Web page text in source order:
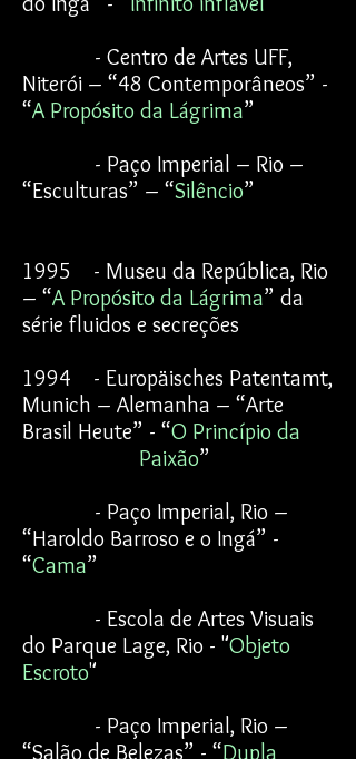
- Centro de Artes UFF,
Niterói – “48 Contemporâneos” -
“A Propósito da Lágrima”
- Paço Imperial – Rio –
“Esculturas” – “Silêncio”
1995 - Museu da República, Rio
– “A Propósito da Lágrima” da
série fluidos e secreções
1994 - Europäisches Patentamt,
Munich – Alemanha – “Arte
Brasil Heute” - “O Princípio da
Paixão”
- Paço Imperial, Rio –
“Haroldo Barroso e o Ingá” -
“Cama”
- Escola de Artes Visuais
do Parque Lage, Rio - "Objeto
Escroto"
- Paço Imperial, Rio –
“Salão de Belezas” - “Dupla